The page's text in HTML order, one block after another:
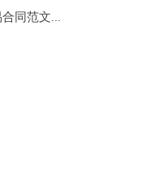
范文六篇